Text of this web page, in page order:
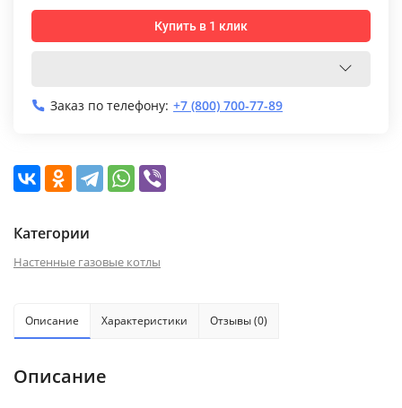
Купить в 1 клик
Заказ по телефону: +7 (800) 700-77-89
Категории
Настенные газовые котлы
Описание Характеристики Отзывы (0)
Описание